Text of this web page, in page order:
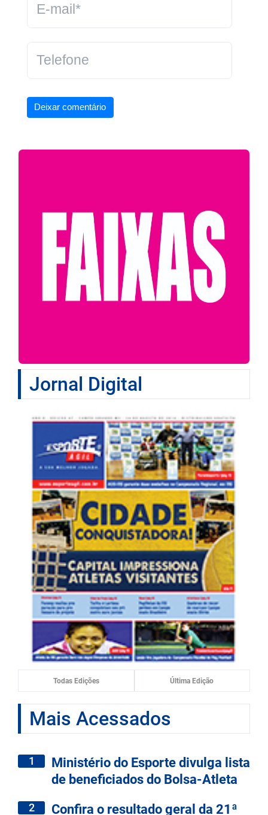
Deixar comentário
Jornal Digital
Todas Edições Última Edição
Mais Acessados
1
Ministério do Esporte divulga lista
de beneficiados do Bolsa-Atleta
2
Confira o resultado geral da 21ª